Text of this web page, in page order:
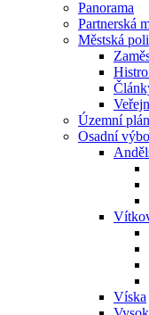
Panorama
Partnerská
Městská
Územní
Osadní
Víska